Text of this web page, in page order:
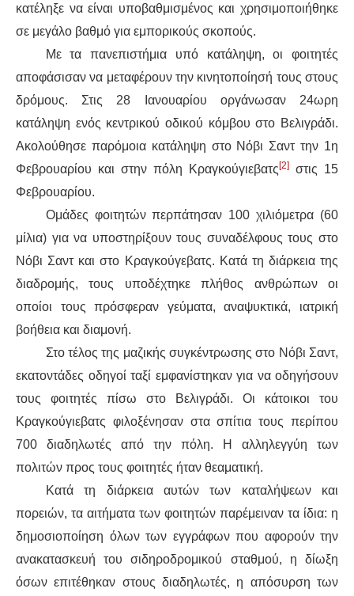
κατέληξε να είναι υποβαθμισμένος και χρησιμοποιήθηκε
σε μεγάλο βαθμό για εμπορικούς σκοπούς.
Με τα πανεπιστήμια υπό κατάληψη, οι φοιτητές
αποφάσισαν να μεταφέρουν την κινητοποίησή τους στους
δρόμους. Στις 28 Ιανουαρίου οργάνωσαν 24ωρη
κατάληψη ενός κεντρικού οδικού κόμβου στο Βελιγράδι.
Ακολούθησε παρόμοια κατάληψη στο Νόβι Σαντ την 1η
Φεβρουαρίου και στην πόλη Κραγκούγιεβατς [2]
στις 15
Φεβρουαρίου.
Ομάδες φοιτητών περπάτησαν 100 χιλιόμετρα (60
μίλια) για να υποστηρίξουν τους συναδέλφους τους στο
Νόβι Σαντ και στο Κραγκούγεβατς. Κατά τη διάρκεια της
διαδρομής, τους υποδέχτηκε πλήθος ανθρώπων οι
οποίοι τους πρόσφεραν γεύματα, αναψυκτικά, ιατρική
βοήθεια και διαμονή.
Στο τέλος της μαζικής συγκέντρωσης στο Νόβι Σαντ,
εκατοντάδες οδηγοί ταξί εμφανίστηκαν για να οδηγήσουν
τους φοιτητές πίσω στο Βελιγράδι. Οι κάτοικοι του
Κραγκούγιεβατς φιλοξένησαν στα σπίτια τους περίπου
700 διαδηλωτές από την πόλη. Η αλληλεγγύη των
πολιτών προς τους φοιτητές ήταν θεαματική.
Κατά τη διάρκεια αυτών των καταλήψεων και
πορειών, τα αιτήματα των φοιτητών παρέμειναν τα ίδια: η
δημοσιοποίηση όλων των εγγράφων που αφορούν την
ανακατασκευή του σιδηροδρομικού σταθμού, η δίωξη
όσων επιτέθηκαν στους διαδηλωτές, η απόσυρση των